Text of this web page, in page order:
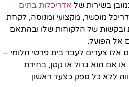
בשירות של אדריכלות בתים
מוכשר, מקצועי ומנוסה, לקחת
ובקשות של הלקוחות שלו ובהתאם
אל הפועל.
אלו צעדים לעבר בית פרטי חלומי –
אם הוא גדול או קטן, בחירת
ללא כל ספק כצעד ראשון